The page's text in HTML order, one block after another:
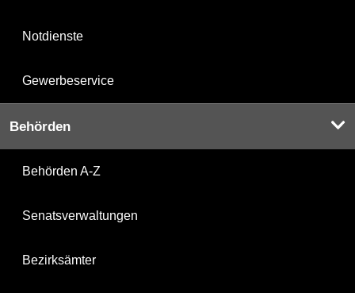
Notdienste
Gewerbeservice
Behörden
Behörden A-Z
Senatsverwaltungen
Bezirksämter